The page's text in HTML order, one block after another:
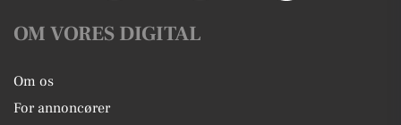
OM VORES DIGITAL
Om os
For annoncører